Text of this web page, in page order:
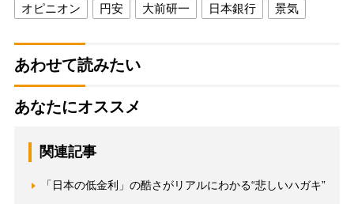
オピニオン 円安 大前研一 日本銀行 景気
あわせて読みたい
あなたにオススメ
関連記事
「日本の低金利」の酷さがリアルにわかる“悲しいハガキ”